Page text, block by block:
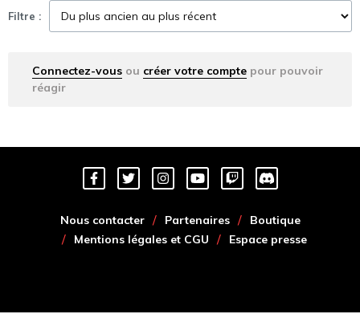
Filtre :
Connectez-vous ou créer votre compte pour pouvoir
réagir
Nous contacter Partenaires
Boutique
Mentions légales et CGU
Espace presse